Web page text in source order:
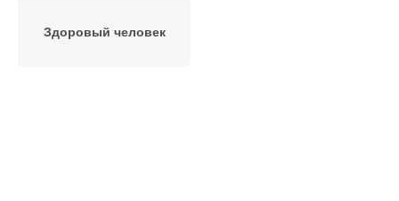
Здоровый человек